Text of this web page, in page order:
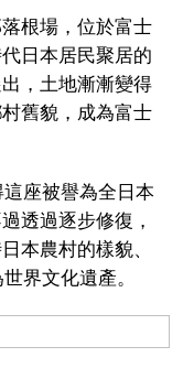
根場，位於富士
日本居民聚居的
，土地漸漸變得
舊貌，成為富士
座被譽為全日本
透過逐步修復，
本農村的樣貌、
界文化遺產。